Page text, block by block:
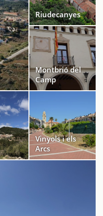
Riudecanyes
Montbrió del
Camp
Vinyols i els
Arcs